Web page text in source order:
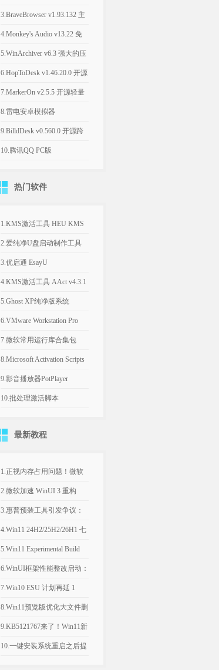
台的文件同步工具
3.BraveBrowser v1.93.132 主
打隐私安全的浏览器
4.Monkey's Audio v13.22 免
费无损音频压缩工具
5.WinArchiver v6.3 强大的压
缩解压缩软件
6.HopToDesk v1.46.20.0 开源
跨平台免费商用远程工具
7.MarkerOn v2.5.5 开源轻量
级屏幕标注工具
8.雷电安卓模拟器
v14.0.22/v9.5.32 电脑端玩手
机游戏
9.BilldDesk v0.560.0 开源跨
平台远程桌面工具
10.腾讯QQ PC版
热门软件
1.KMS激活工具 HEU KMS
Activator v64.0.0
2.爱纯净U盘启动制作工具
v2025.1003
3.优启通 EsayU
v3.7.2025.0326 无广告纯净版
4.KMS激活工具 AAct v4.3.1
汉化便携版
5.Ghost XP纯净版系统
2020.06 经典稳定版
6.VMware Workstation Pro
26H1 v26.0.1810 附永久激活
密钥
7.微软常用运行库合集包
v2026.06.07 可自选更新
8.Microsoft Activation Scripts
AIO v3.12 KMS激活脚本
9.影音播放器PotPlayer
v1.7.23021.0 去广告版
10.批处理激活脚本
文版最新教程
1.正视内存占用问题！微软
计划年底优化Win11，改善
8GB设备运行体验
2.微软加速 WinUI 3 重构
Win11，深色属性界面仅是
开端
3.惠普预装工具引发争议：
Win11电脑反复推送弹窗，
引导设置Bing为默认搜索引
擎
4.Win11 24H2/25H2/26H1 七
月可选更新：文件管理器优
化文件大小单位
5.Win11 Experimental Build
29634.1000：新增语音访问
人声隔离
6.WinUI框架性能整改启动：
微软承认Win11内置应用内
存过高，底层优化前置
7.Win10 ESU 计划再延 1
年，支持期限至 2027年 10月
8.Win11预览版优化大文件删
除流程，告别“正在计算”弹
窗
9.KB5121767来了！Win11新
补丁修复部分戴尔电脑意外
10.一键安装系统重启之后提